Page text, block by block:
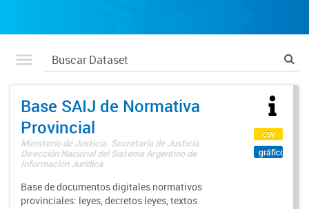
Base SAIJ de Normativa
Provincial
Ministerio de Justicia. Secretaría de Justicia.
Dirección Nacional del Sistema Argentino de
Información Jurídica
Base de documentos digitales normativos
provinciales: leyes, decretos leyes, textos
csv
gráfico